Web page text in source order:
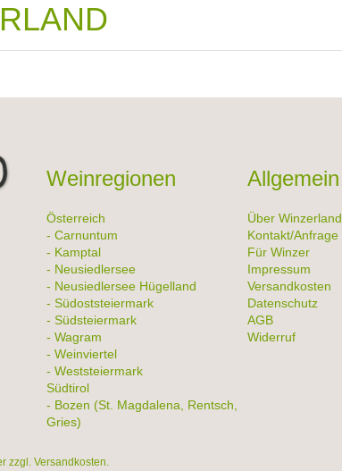
Weinregionen
Österreich
- Carnuntum
- Kamptal
- Neusiedlersee
- Neusiedlersee Hügelland
- Südoststeiermark
- Südsteiermark
- Wagram
- Weinviertel
- Weststeiermark
Südtirol
- Bozen (St. Magdalena, Rentsch,
Gries)
Allgemein
Über Winzerland
Kontakt/Anfrage
Für Winzer
Impressum
Versandkosten
Datenschutz
AGB
Widerruf
zzgl. Versandkosten.